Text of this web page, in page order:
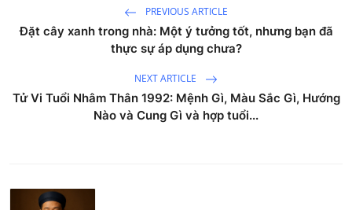
PREVIOUS ARTICLE
Đặt cây xanh trong nhà: Một ý tưởng tốt, nhưng bạn đã
thực sự áp dụng chưa?
NEXT ARTICLE
Tử Vi Tuổi Nhâm Thân 1992: Mệnh Gì, Màu Sắc Gì, Hướng
Nào và Cung Gì và hợp tuổi...